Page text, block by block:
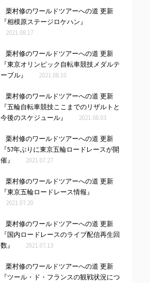
栗村修のワールドツアーへの道 更新
『相模原ステージロケハン』
2021.08.17
栗村修のワールドツアーへの道 更新
『東京オリンピック自転車競技メダルテ
ーブル』
2021.08.10
栗村修のワールドツアーへの道 更新
『五輪自転車競技ここまでのリザルトと
今後のスケジュール』
2021.08.03
栗村修のワールドツアーへの道 更新
『57年ぶりに東京五輪ロードレースが開
催』
2021.07.27
栗村修のワールドツアーへの道 更新
『東京五輪ロードレース情報』
2021.07.20
栗村修のワールドツアーへの道 更新
『国内ロードレースのライブ配信再生回
数』
2021.07.13
栗村修のワールドツアーへの道 更新
『ツール・ド・フランスの観戦状況につ